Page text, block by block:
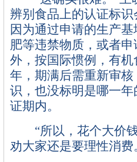
辨别食品上的认证标
因为通过申请的生产
肥等违禁物质，或者
外，按国际惯例，有
年，期满后需重新审
识，也没标明是哪一
证期内。
“所以，花个大价钱
劝大家还是要理性消费